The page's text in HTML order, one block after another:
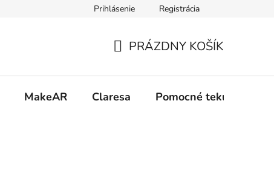
Formulár na odstúpenie od zmluvy
Prihlásenie Registrácia
KOŠÍK
PRÁZDNY KOŠÍK
MakeAR Claresa Pomocné tekutiny